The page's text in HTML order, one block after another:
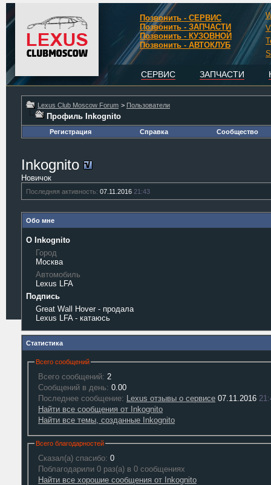
Позвонить - СЕРВИС
Позвонить - ЗАПЧАСТИ
Позвонить - КУЗОВНОЙ
Позвонить - АВТОКЛУБ
СЕРВИС ЗАПЧАСТИ
Lexus Club Moscow Forum > Пользователи
Профиль Inkognito
Регистрация Справка Сообщество
Inkognito
Новичок
Последняя активность: 07.11.2016 21:43
Обо мне
О Inkognito
Город
Москва
Автомобиль
Lexus LFA
Подпись
Great Wall Hover - продала
Lexus LFA - катаюсь
Статистика
Всего сообщений
Всего сообщений: 2
Сообщений в день: 0.00
Последнее сообщение: Lexus отзывы о сервисе 07.11.2016
Найти все сообщения от Inkognito
Найти все темы, созданные Inkognito
Всего благодарностей
Сказал(а) спасибо: 0
Поблагодарили 0 раз(а) в 0 сообщениях
Найти все хорошие сообщения от Inkognito